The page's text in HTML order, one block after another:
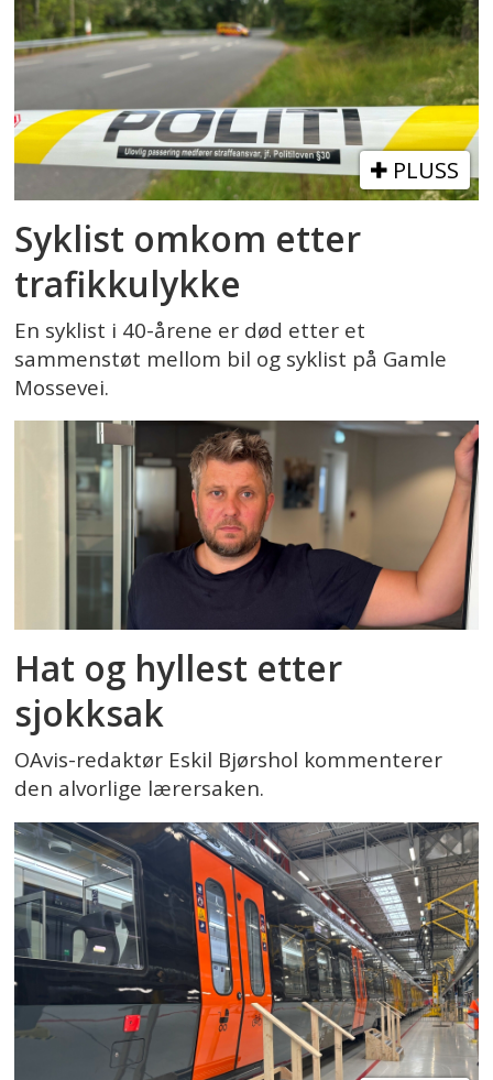
PLUSS
Syklist omkom etter
trafikkulykke
En syklist i 40-årene er død etter et
sammenstøt mellom bil og syklist på Gamle
Mossevei.
Hat og hyllest etter
sjokksak
OAvis-redaktør Eskil Bjørshol kommenterer
den alvorlige lærersaken.